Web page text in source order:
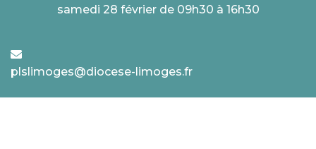
samedi 28 février de 09h30 à 16h30
plslimoges@diocese-limoges.fr